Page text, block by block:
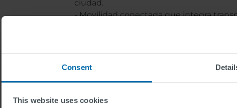
Consent
This website uses cookies
ciudad.
- Movilidad conectada que integra
Poniendo las emisiones bajo control
instalado por SWARCO en la ciudad